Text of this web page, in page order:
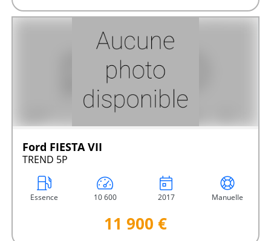
Ford FIESTA VII
TREND 5P
Essence 10 600 2017 Manuelle
11 900 €